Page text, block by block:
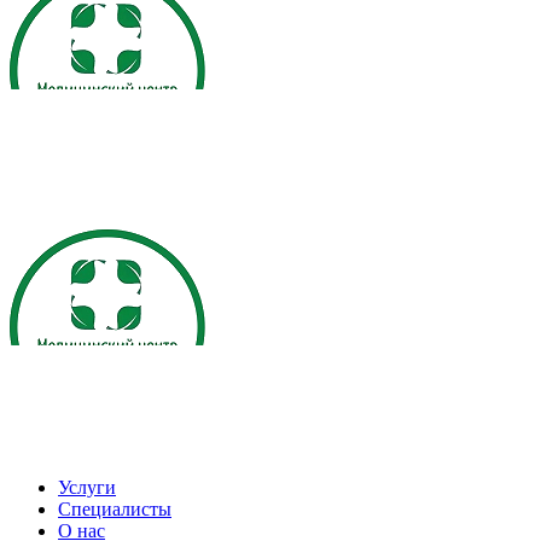
Услуги
Специалисты
О нас